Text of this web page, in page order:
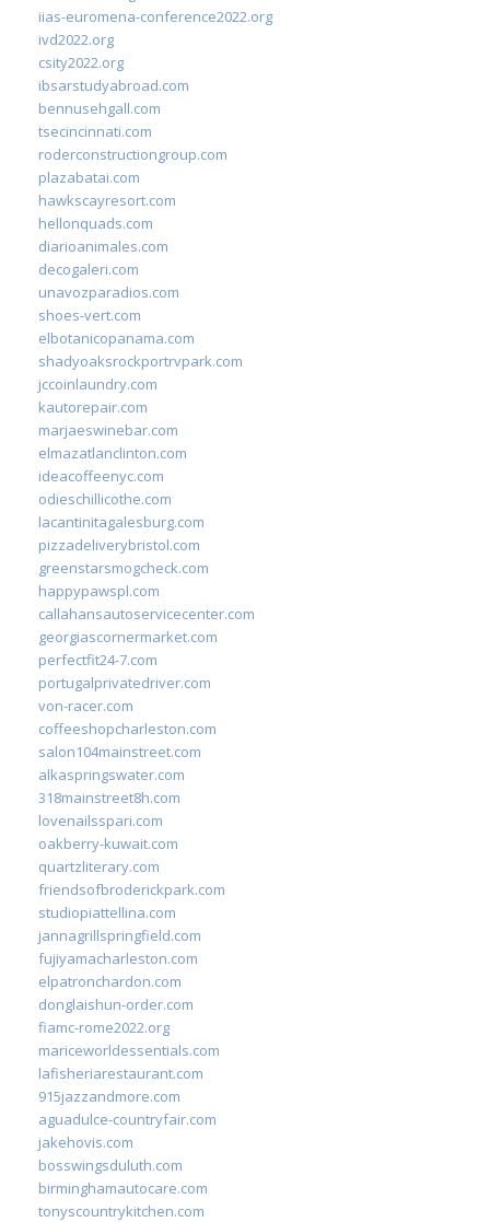
iias-euromena-conference2022.org
ivd2022.org
csity2022.org
ibsarstudyabroad.com
bennusehgall.com
tsecincinnati.com
roderconstructiongroup.com
plazabatai.com
hawkscayresort.com
hellonquads.com
diarioanimales.com
decogaleri.com
unavozparadios.com
shoes-vert.com
elbotanicopanama.com
shadyoaksrockportrvpark.com
jccoinlaundry.com
kautorepair.com
marjaeswinebar.com
elmazatlanclinton.com
ideacoffeenyc.com
odieschillicothe.com
lacantinitagalesburg.com
pizzadeliverybristol.com
greenstarsmogcheck.com
happypawspl.com
callahansautoservicecenter.com
georgiascornermarket.com
perfectfit24-7.com
portugalprivatedriver.com
von-racer.com
coffeeshopcharleston.com
salon104mainstreet.com
alkaspringswater.com
318mainstreet8h.com
lovenailsspari.com
oakberry-kuwait.com
quartzliterary.com
friendsofbroderickpark.com
studiopiattellina.com
jannagrillspringfield.com
fujiyamacharleston.com
elpatronchardon.com
donglaishun-order.com
fiamc-rome2022.org
mariceworldessentials.com
lafisheriarestaurant.com
915jazzandmore.com
aguadulce-countryfair.com
jakehovis.com
bosswingsduluth.com
birminghamautocare.com
tonyscountrykitchen.com